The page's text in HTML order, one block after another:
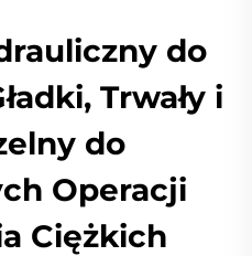
do
Trwały i
do
Operacji
Ciężkich